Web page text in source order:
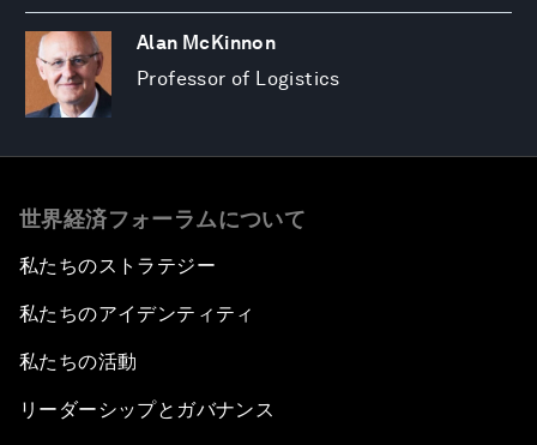
Alan McKinnon
Professor of Logistics
世界経済フォーラムについて
私たちのストラテジー
私たちのアイデンティティ
私たちの活動
リーダーシップとガバナンス